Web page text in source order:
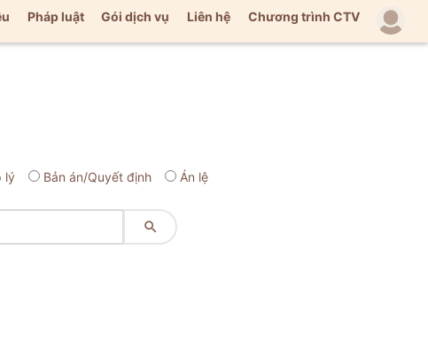
Pháp luật Gói dịch vụ Liên hệ Chương trình CTV
lý Bản án/Quyết định Án lệ
